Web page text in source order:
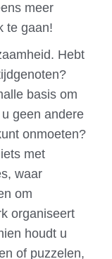
meer
te gaan!
Hebt
basis om
geen andere
onmoeten?
met
waar
om
organiseert
houdt u
of puzzelen,